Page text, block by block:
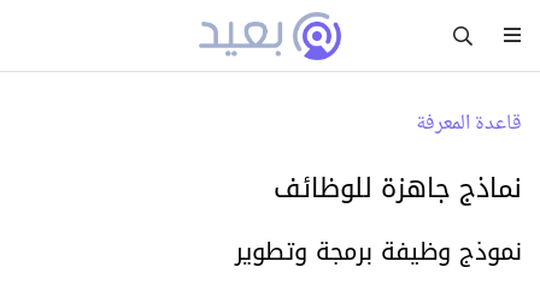
قاعدة المعرفة
نماذج جاهزة للوظائف
نموذج وظيفة برمجة وتطوير